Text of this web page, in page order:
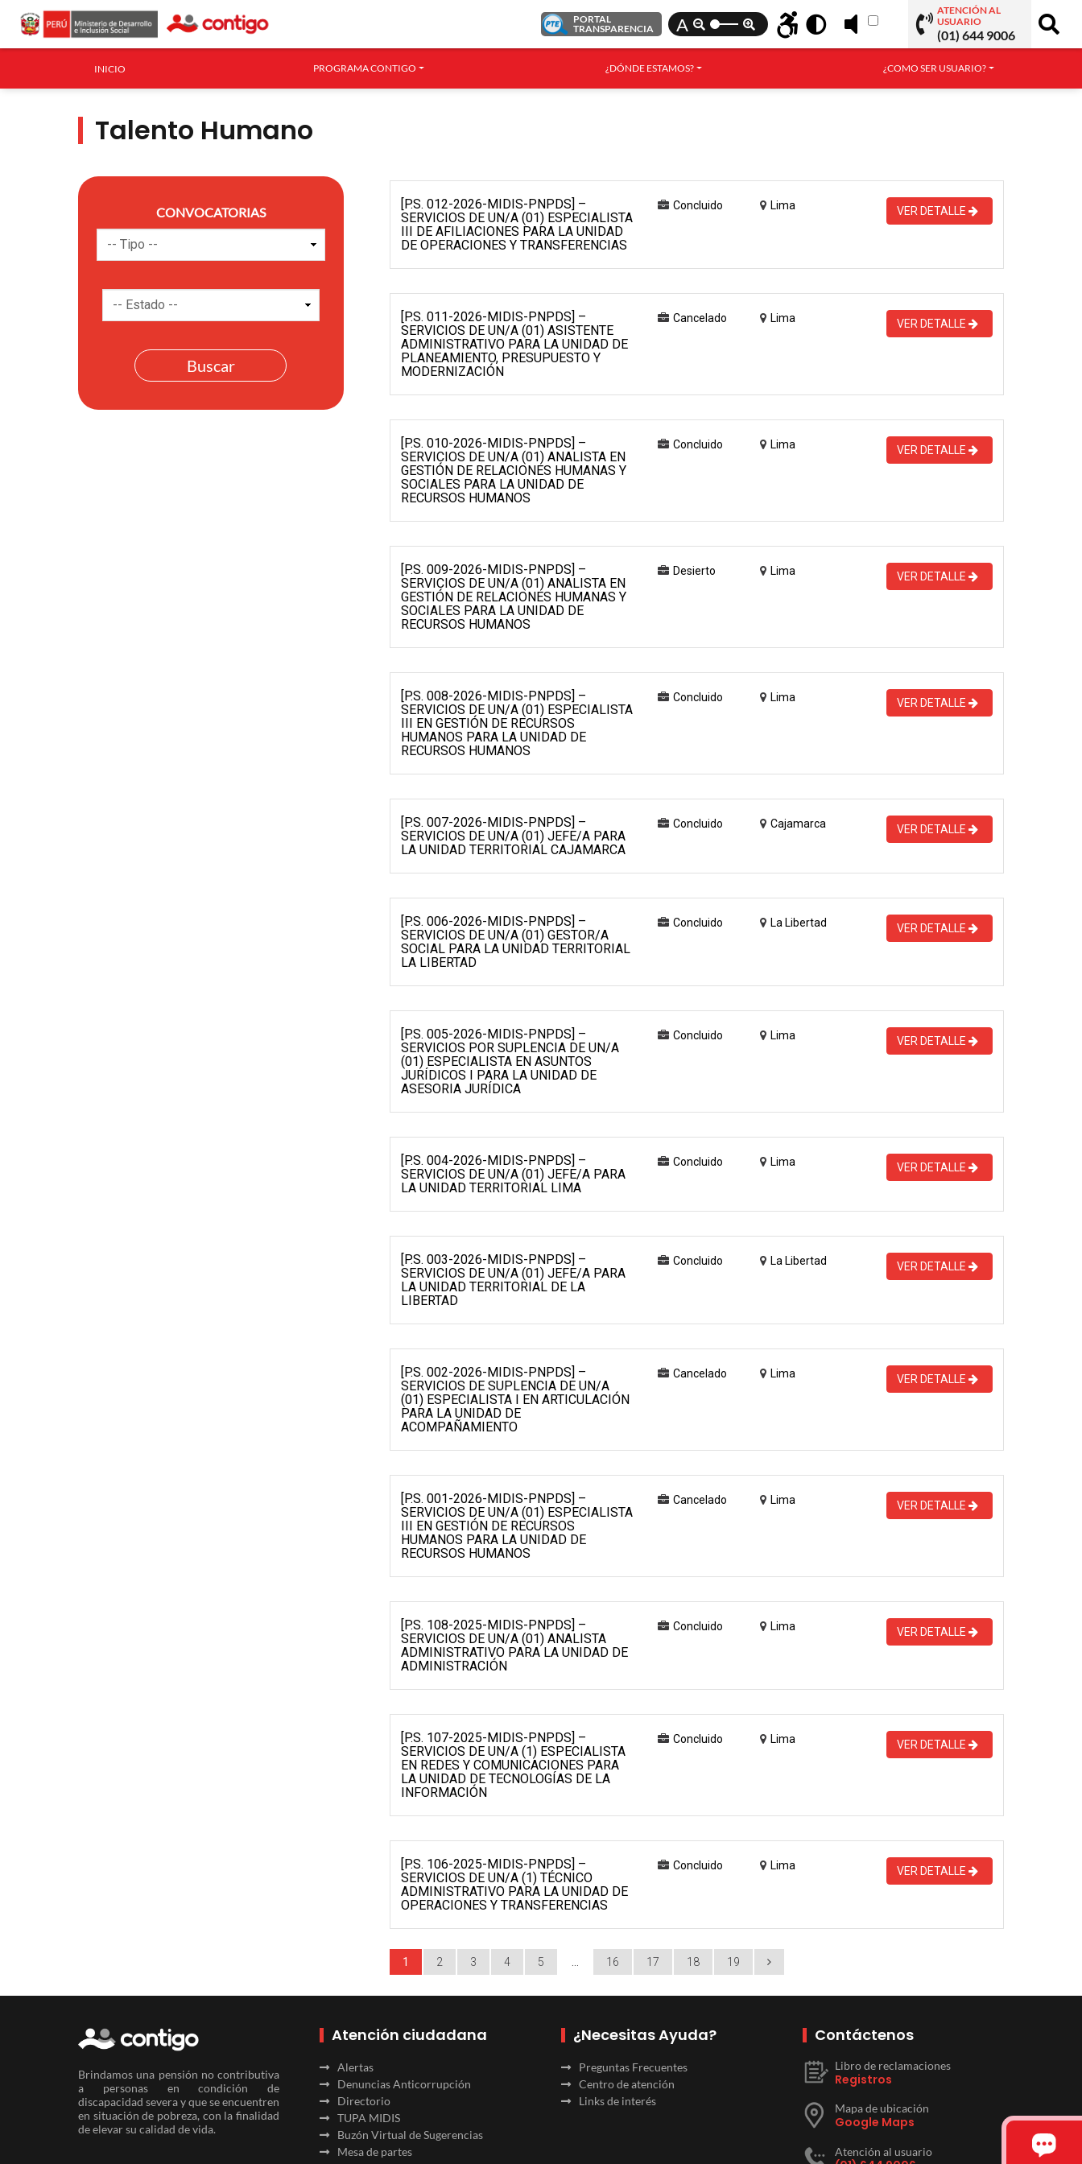
PORTAL
TRANSPARENCIA
A
ATENCIÓN AL
USUARIO
(01) 644 9006
INICIO PROGRAMA CONTIGO ¿DÓNDE ESTAMOS? ¿COMO SER USUARIO?
Talento Humano
CONVOCATORIAS
[P.S. 012-2026-MIDIS-PNPDS] –
SERVICIOS DE UN/A (01) ESPECIALISTA
III DE AFILIACIONES PARA LA UNIDAD
DE OPERACIONES Y TRANSFERENCIAS
Concluido Lima VER DETALLE
[P.S. 011-2026-MIDIS-PNPDS] –
SERVICIOS DE UN/A (01) ASISTENTE
ADMINISTRATIVO PARA LA UNIDAD DE
PLANEAMIENTO, PRESUPUESTO Y
MODERNIZACIÓN
Cancelado Lima VER DETALLE
[P.S. 010-2026-MIDIS-PNPDS] –
SERVICIOS DE UN/A (01) ANALISTA EN
GESTIÓN DE RELACIONES HUMANAS Y
SOCIALES PARA LA UNIDAD DE
RECURSOS HUMANOS
Concluido Lima VER DETALLE
[P.S. 009-2026-MIDIS-PNPDS] –
SERVICIOS DE UN/A (01) ANALISTA EN
GESTIÓN DE RELACIONES HUMANAS Y
SOCIALES PARA LA UNIDAD DE
RECURSOS HUMANOS
Desierto Lima VER DETALLE
[P.S. 008-2026-MIDIS-PNPDS] –
SERVICIOS DE UN/A (01) ESPECIALISTA
III EN GESTIÓN DE RECURSOS
HUMANOS PARA LA UNIDAD DE
RECURSOS HUMANOS
Concluido Lima VER DETALLE
[P.S. 007-2026-MIDIS-PNPDS] –
SERVICIOS DE UN/A (01) JEFE/A PARA
LA UNIDAD TERRITORIAL CAJAMARCA
Concluido Cajamarca VER DETALLE
[P.S. 006-2026-MIDIS-PNPDS] –
SERVICIOS DE UN/A (01) GESTOR/A
SOCIAL PARA LA UNIDAD TERRITORIAL
LA LIBERTAD
Concluido La Libertad VER DETALLE
[P.S. 005-2026-MIDIS-PNPDS] –
SERVICIOS POR SUPLENCIA DE UN/A
(01) ESPECIALISTA EN ASUNTOS
JURÍDICOS I PARA LA UNIDAD DE
ASESORIA JURÍDICA
Concluido Lima VER DETALLE
[P.S. 004-2026-MIDIS-PNPDS] –
SERVICIOS DE UN/A (01) JEFE/A PARA
LA UNIDAD TERRITORIAL LIMA
Concluido Lima VER DETALLE
[P.S. 003-2026-MIDIS-PNPDS] –
SERVICIOS DE UN/A (01) JEFE/A PARA
LA UNIDAD TERRITORIAL DE LA
LIBERTAD
Concluido La Libertad VER DETALLE
[P.S. 002-2026-MIDIS-PNPDS] –
SERVICIOS DE SUPLENCIA DE UN/A
(01) ESPECIALISTA I EN ARTICULACIÓN
PARA LA UNIDAD DE
ACOMPAÑAMIENTO
Cancelado Lima VER DETALLE
[P.S. 001-2026-MIDIS-PNPDS] –
SERVICIOS DE UN/A (01) ESPECIALISTA
III EN GESTIÓN DE RECURSOS
HUMANOS PARA LA UNIDAD DE
RECURSOS HUMANOS
Cancelado Lima VER DETALLE
[P.S. 108-2025-MIDIS-PNPDS] –
SERVICIOS DE UN/A (01) ANALISTA
ADMINISTRATIVO PARA LA UNIDAD DE
ADMINISTRACIÓN
Concluido Lima VER DETALLE
[P.S. 107-2025-MIDIS-PNPDS] –
SERVICIOS DE UN/A (1) ESPECIALISTA
EN REDES Y COMUNICACIONES PARA
LA UNIDAD DE TECNOLOGÍAS DE LA
INFORMACIÓN
Concluido Lima VER DETALLE
[P.S. 106-2025-MIDIS-PNPDS] –
SERVICIOS DE UN/A (1) TÉCNICO
ADMINISTRATIVO PARA LA UNIDAD DE
OPERACIONES Y TRANSFERENCIAS
Concluido Lima VER DETALLE
1 2 3 4 5 16 17 18 19
Brindamos una pensión no contributiva
a personas en condición de
discapacidad severa y que se encuentren
en situación de pobreza, con la finalidad
de elevar su calidad de vida.
Atención ciudadana
Alertas
Denuncias Anticorrupción
Directorio
TUPA MIDIS
Buzón Virtual de Sugerencias
Mesa de partes
¿Necesitas Ayuda?
Preguntas Frecuentes
Centro de atención
Links de interés
Contáctenos
Libro de reclamaciones
Registros
Mapa de ubicación
Google Maps
Atención al usuario